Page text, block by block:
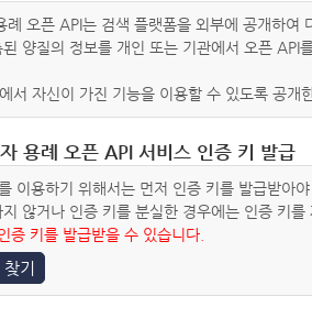
례 오픈 API는 검색 플랫폼을 외부에 공개하여
양질의 정보를 개인 또는 기관에서 오픈 API
서 자신이 가진 기능을 이용할 수 있도록 공개
용례 오픈 API 서비스 인증 키 발급
이용하기 위해서는 먼저 인증 키를 발급받아
않거나 인증 키를 분실한 경우에는 인증 키를
증 키를 발급받을 수 있습니다.
기